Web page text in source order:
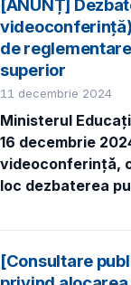
[ANUNȚ]
de
superior
11 decembrie 2024
Ministerul
16 decembrie
videoconferință,
loc dezbaterea
[Consultare